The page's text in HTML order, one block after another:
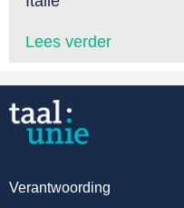
Lees verder
Verantwoording